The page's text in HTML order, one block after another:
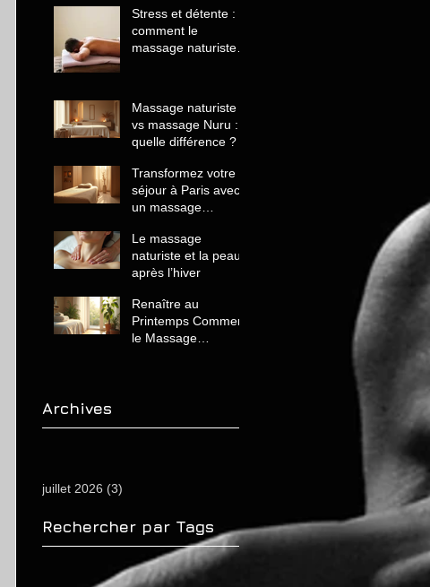
établissement
sérieux
Stress et détente :
comment le
massage naturiste
Massage naturiste
vs massage Nuru :
quelle différence ?
Transformez votre
séjour à Paris avec
un massage
unique et relaxant
Le massage
naturiste et la peau
après l’hiver
Renaître au
Printemps Comment
le Massage
Archives
juillet 2026 (3)
Rechercher par Tags